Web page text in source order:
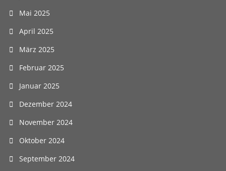
Mai 2025
April 2025
März 2025
Februar 2025
Januar 2025
Dezember 2024
November 2024
Oktober 2024
September 2024